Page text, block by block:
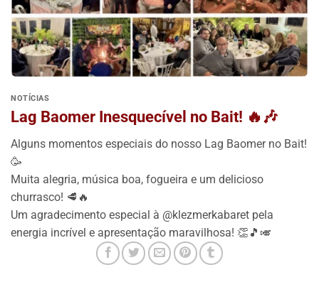
NOTÍCIAS
Lag Baomer Inesquecível no Bait! 🔥🎶
Alguns momentos especiais do nosso Lag Baomer no Bait!
🥳
Muita alegria, música boa, fogueira e um delicioso
churrasco! 🥩🔥
Um agradecimento especial à @klezmerkabaret pela
energia incrível e apresentação maravilhosa! 👏🎵🎺